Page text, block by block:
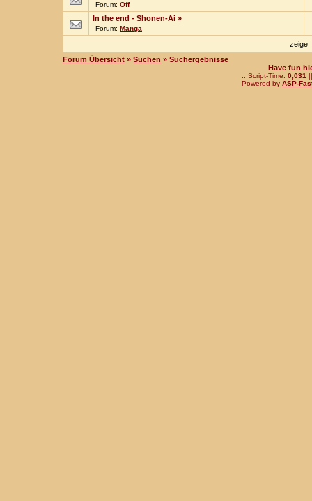
Forum: Off
In the end - Shonen-Ai »
Forum: Manga
zeige
Forum Übersicht » Suchen » Suchergebnisse
Have fun
.: Script-Time: 0,031
Powered by ASP-